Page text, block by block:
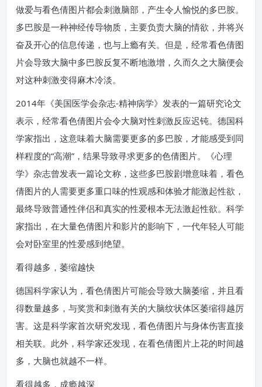
做爱与看色倩图片都会刺激脑部，产生令人愉悦的多巴胺。
多巴胺是一种神经传导物质，主要负责大脑的情欲，并将兴
奋及开心的信息传递，也与上瘾有关。但是，经常看色倩图
片会导致大脑中多巴胺反复不断地激增，久而久之大脑便会
对这种刺激变得麻木冷淡。
2014年《美国医学会杂志-精神病学》发表的一篇研究论文
表示，经常看色倩图片会令大脑对性刺激反应迟钝。德国科
学家指出，这意味着大脑需要更多的多巴胺，才能感受到同
样程度的“高潮”，结果导致寻求更多的色倩图片。《心理
学》杂志曾发表一篇论文称，这些多巴胺剧增意味着，看色
倩图片的人需要更多重口味的性观感和体验才能激起性欲，
最终导致普通性伴侣和真实的性爱根本无法激起性欲。科学
家指出，在大量色倩图片和影片的影响下，一代年轻人可能
会对卧室里的性爱感到绝望。
看得越多，萎缩越快
德国科学家认为，看色倩图片可能会导致大脑萎缩，并且看
得数量越多，与奖赏和刺激有关的大脑纹状体区萎缩得越厉
害。这是科学家首次研究发现，看色倩图片与身体伤害直接
相关联。此外，科学家还发现，在看色倩图片上花的时间越
多，大脑也就越不一样。
看得越多，成瘾越深